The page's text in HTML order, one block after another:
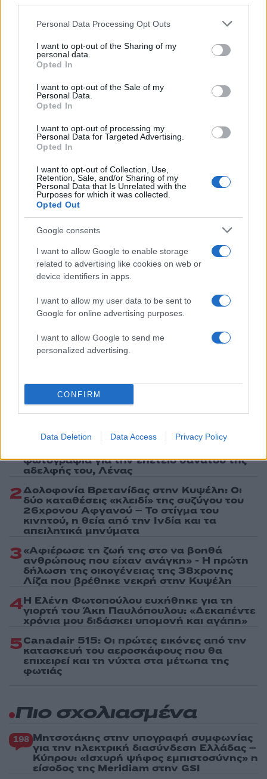
Please note that this website/app uses one or more Google
not limited to your visit or usage behaviour. You may click to
grant or deny consent to Google and its third-party tags to
use your data for below specified purposes in below Google
consent section.
Personal Data Processing Opt Outs
I want to opt-out of the Sharing of my
personal data.
Opted In
I want to opt-out of the Sale of my
Personal Data.
Opted In
I want to opt-out of processing my
Personal Data for Targeted Advertising.
Opted In
I want to opt-out of Collection, Use,
Retention, Sale, and/or Sharing of my
Personal Data that Is Unrelated with the
Purposes for which it was collected.
Opted Out
Google consents
I want to allow Google to enable storage
related to advertising like cookies on web or
device identifiers in apps.
I want to allow my user data to be sent to
Google for online advertising purposes.
I want to allow Google to send me
personalized advertising.
CONFIRM
Data Deletion Data Access Privacy Policy
Σχόλια
Σχολίασε εδώ
Υποβολή σχολίου
. Το site προστατεύεται από reCAPTCHA, ισχύουν
Πολιτική Απορρήτου&Όροι Χρήσηςτης Google.
Tasteit
Share:
ενημερωθείτε πρώτοι για όλη την ειδησεογραφία και τα
τελευταία νέατης ημέρας
1 φωτογραφία για την επέτειο θανάτου της
αδελφής του, Λένας
2Δολοφονία Βρετανίδας στην Κυψέλη: Οι
δύο καταθέσεις «κλειδί» της συζύγου του
26χρονου Αφγανού – Το στίγμα του
κινητού, η θεία από την Ινδία και τα
απειλητικά μηνύματα
3«Αφιέρωσε τη ζωή της στο να βοηθά
ανθρώπους που είχαν ανάγκη» - Η πρώτη
δήλωση της οικογένειας της 38χρονης
Λίζα που βρέθηκε νεκρή στην Κυψέλη
4Η Ελένη Φωτοπούλου ευχήθηκε για τη
γιορτή του Άκη Παυλόπουλου: «Δεκαπέντε
χρόνια μου διδάσκει υπομονή και αγάπη»
5Canadair 515: Οι πρώτες εικόνες από την
κατασκευή του αεροσκάφους που θα
επιχειρεί και τη νύχτα στα μέτωπα της
φωτιάς
Πιο σχολιασμένα
198 Μητσοτάκης στην υπογραφή συμφωνίας
για την ηλεκτρική διασύνδεση Ελλάδας –
Κύπρου: «Ισχυρή ψήφος εμπιστοσύνης» η
είσοδος της Meridiam στην GSI